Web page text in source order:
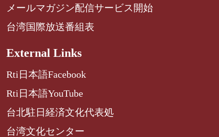
メールマガジン配信サービス開始
台湾国際放送番組表
External Links
Rti日本語Facebook
Rti日本語YouTube
台北駐日経済文化代表処
台湾文化センター